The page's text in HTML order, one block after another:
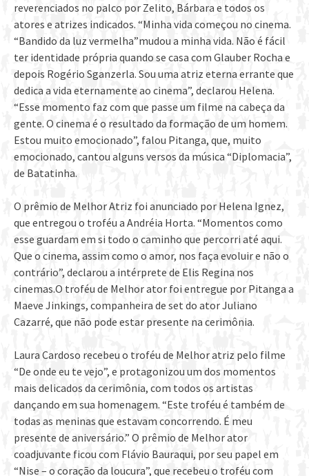
reverenciados no palco por Zelito, Bárbara e todos os
atores e atrizes indicados. “Minha vida começou no cinema.
“Bandido da luz vermelha”mudou a minha vida. Não é fácil
ter identidade própria quando se casa com Glauber Rocha e
depois Rogério Sganzerla. Sou uma atriz eterna errante que
dedica a vida eternamente ao cinema”, declarou Helena.
“Esse momento faz com que passe um filme na cabeça da
gente. O cinema é o resultado da formação de um homem.
Estou muito emocionado”, falou Pitanga, que, muito
emocionado, cantou alguns versos da música “Diplomacia”,
de Batatinha.
O prêmio de Melhor Atriz foi anunciado por Helena Ignez,
que entregou o troféu a Andréia Horta. “Momentos como
esse guardam em si todo o caminho que percorri até aqui.
Que o cinema, assim como o amor, nos faça evoluir e não o
contrário”, declarou a intérprete de Elis Regina nos
cinemas.O troféu de Melhor ator foi entregue por Pitanga a
Maeve Jinkings, companheira de set do ator Juliano
Cazarré, que não pode estar presente na cerimônia.
Laura Cardoso recebeu o troféu de Melhor atriz pelo filme
“De onde eu te vejo”, e protagonizou um dos momentos
mais delicados da cerimônia, com todos os artistas
dançando em sua homenagem. “Este troféu é também de
todas as meninas que estavam concorrendo. É meu
presente de aniversário.” O prêmio de Melhor ator
coadjuvante ficou com Flávio Bauraqui, por seu papel em
“Nise – o coração da loucura”, que recebeu o troféu com